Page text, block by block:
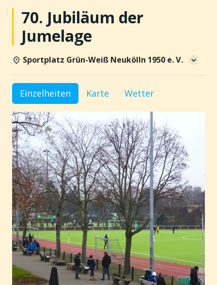
70. Jubiläum der
Jumelage
Sportplatz Grün-Weiß Neukölln 1950 e. V.
Einzelheiten Karte Wetter